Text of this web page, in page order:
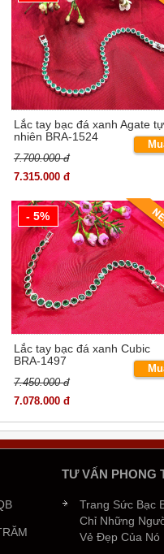
chế độ BẢO HÀNH
mẫu mã ĐỘC- LẠ-
của khách hàng về
đã mua sản phẩm của
Hotgirl Thúy Vi ... và
Lắc tay bạc đá xanh Agate tự
nhiên BRA-1524
7.700.000 đ
7.315.000 đ
- 5%
Lắc tay bạc đá xanh Cubic
BRA-1497
7.450.000 đ
7.078.000 đ
TƯ VẤN PHONG
Trang Sức Bạc
Chỉ Những
Vẻ Đẹp Của Nó